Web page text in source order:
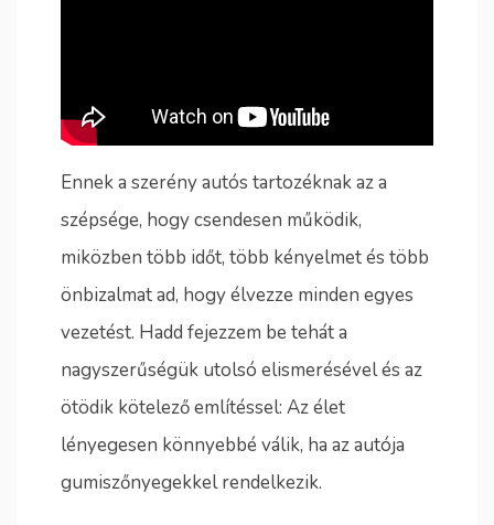
Ennek a szerény autós tartozéknak az a
szépsége, hogy csendesen működik,
miközben több időt, több kényelmet és több
önbizalmat ad, hogy élvezze minden egyes
vezetést. Hadd fejezzem be tehát a
nagyszerűségük utolsó elismerésével és az
ötödik kötelező említéssel: Az élet
lényegesen könnyebbé válik, ha az autója
gumiszőnyegekkel rendelkezik.